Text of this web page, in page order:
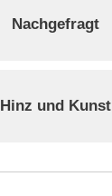
Nachgefragt
Hinz und Kunst